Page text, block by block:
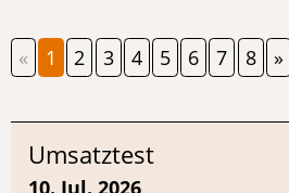
« 1 2 3 4 5 6 7 8 »
Umsatztest
10. Jul. 2026